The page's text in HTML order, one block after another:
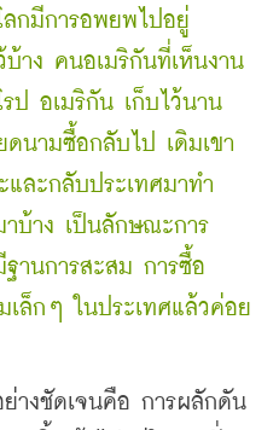
ลกมีการอพยพไปอยู่
บ้าง คนอเมริกันที่เห็นงาน
ป อเมริกัน เก็บไว้นาน
ดนามซื้อกลับไป เดิมเขา
ละกลับประเทศมาทำ
บ้าง เป็นลักษณะการ
านการสะสม การซื้อ
เล็กๆ ในประเทศแล้วค่อย
งชัดเจนคือ การผลักดัน